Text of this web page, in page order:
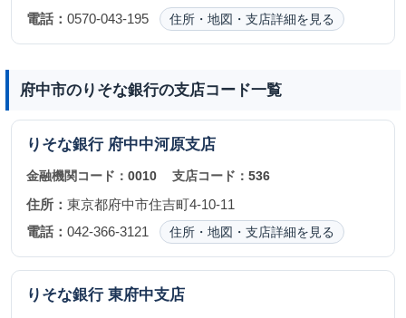
電話： 0570-043-195 住所・地図・支店詳細を見る
府中市のりそな銀行の支店コード一覧
りそな銀行 府中中河原支店
金融機関コード： 0010 支店コード：536
住所： 東京都府中市住吉町4-10-11
電話： 042-366-3121 住所・地図・支店詳細を見る
りそな銀行 東府中支店